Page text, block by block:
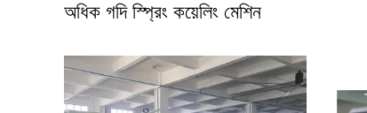
অধিক গদি স্প্রিং কয়েলিং মেশিন